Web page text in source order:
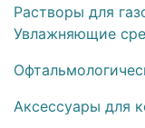
Растворы для
Увлажняющие
Аксессуары для